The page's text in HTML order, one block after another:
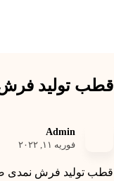
قطب تولید
Admin
فوریه ۱۱, ۲۰۲۲
قطب تولید فرش نمدی